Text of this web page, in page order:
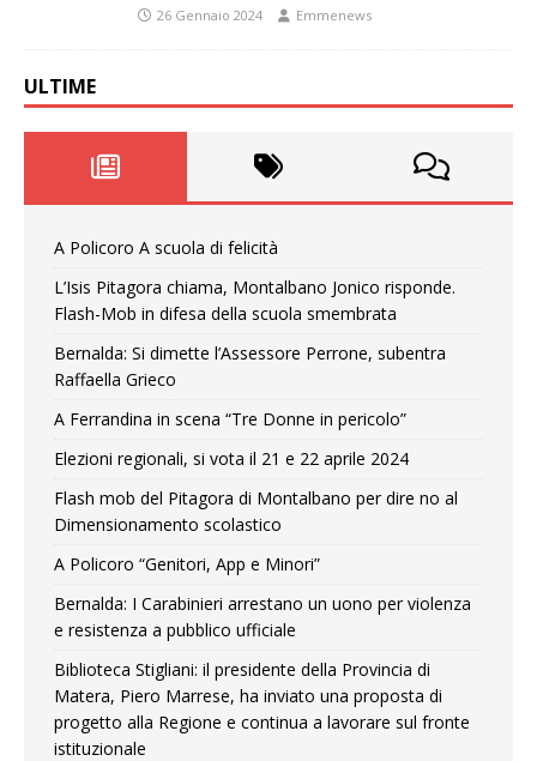
26 Gennaio 2024 Emmenews
ULTIME
A Policoro A scuola di felicità
L’Isis Pitagora chiama, Montalbano Jonico risponde.
Flash-Mob in difesa della scuola smembrata
Bernalda: Si dimette l’Assessore Perrone, subentra
Raffaella Grieco
A Ferrandina in scena “Tre Donne in pericolo”
Elezioni regionali, si vota il 21 e 22 aprile 2024
Flash mob del Pitagora di Montalbano per dire no al
Dimensionamento scolastico
A Policoro “Genitori, App e Minori”
Bernalda: I Carabinieri arrestano un uono per violenza
e resistenza a pubblico ufficiale
Biblioteca Stigliani: il presidente della Provincia di
Matera, Piero Marrese, ha inviato una proposta di
progetto alla Regione e continua a lavorare sul fronte
istituzionale